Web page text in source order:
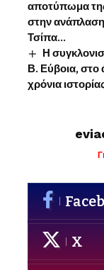
αποτύπωμα
στην
Τσίπα…
Η
Β. Εύβοια,
χρόνια
X